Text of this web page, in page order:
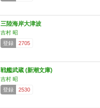
三陸海岸大津波
吉村 昭
登録
2705
戦艦武蔵 (新潮文庫)
吉村 昭
登録
2530